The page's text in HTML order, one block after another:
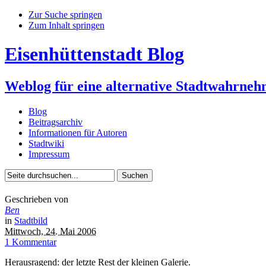
Zur Suche springen
Zum Inhalt springen
Eisenhüttenstadt Blog
Weblog für eine alternative
Blog
Beitragsarchiv
Informationen für Autoren
Stadtwiki
Impressum
Geschrieben von
Ben
in Stadtbild
Mittwoch, 24. Mai 2006
1 Kommentar
Herausragend: der letzte Rest der kleinen Galerie.